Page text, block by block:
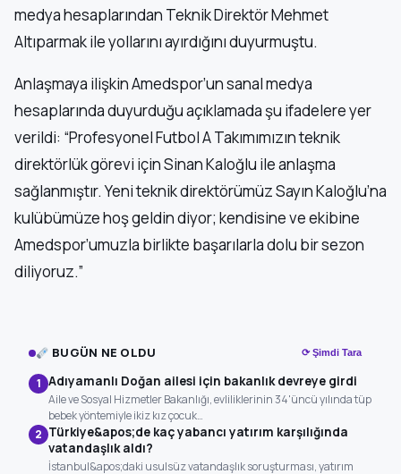
medya hesaplarından Teknik Direktör Mehmet
Altıparmak ile yollarını ayırdığını duyurmuştu.
Anlaşmaya ilişkin Amedspor’un sanal medya
hesaplarında duyurduğu açıklamada şu ifadelere yer
verildi: “Profesyonel Futbol A Takımımızın teknik
direktörlük görevi için Sinan Kaloğlu ile anlaşma
sağlanmıştır. Yeni teknik direktörümüz Sayın Kaloğlu’na
kulübümüze hoş geldin diyor; kendisine ve ekibine
Amedspor’umuzla birlikte başarılarla dolu bir sezon
diliyoruz.”
BUGÜN NE OLDU ⟳ Şimdi Tara
1 Adıyamanlı Doğan ailesi için bakanlık devreye girdi
Aile ve Sosyal Hizmetler Bakanlığı, evliliklerinin 34'üncü yılında tüp
bebek yöntemiyle ikiz kız çocuk…
2 Türkiye&apos;de kaç yabancı yatırım karşılığında
vatandaşlık aldı?
İstanbul&apos;daki usulsüz vatandaşlık soruşturması, yatırım